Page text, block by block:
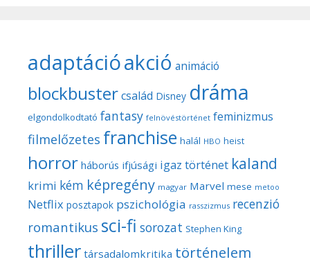
adaptációakció animáció
blockbustercsalád Disney dráma
elgondolkodtató fantasy felnövéstörténet feminizmus
filmelőzetes franchise halál HBO heist
horror háborús ifjúsági igaz történet kaland
krimi kém képregény magyar Marvel mese metoo
Netflix posztapok pszichológia rasszizmus recenzió
romantikus sci-fi sorozat Stephen King
thriller társadalomkritika történelem